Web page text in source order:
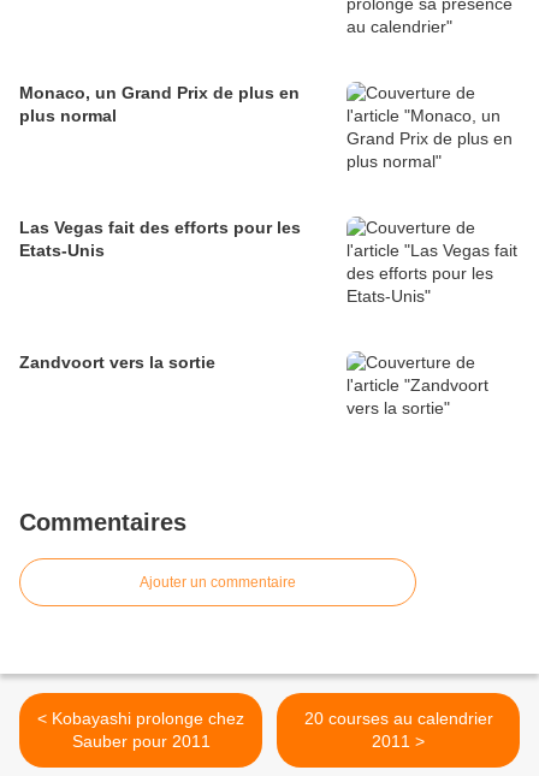
Monaco, un Grand Prix de plus en
plus normal
Las Vegas fait des efforts pour les
Etats-Unis
Zandvoort vers la sortie
Commentaires
Ajouter un commentaire
< Kobayashi prolonge chez
Sauber pour 2011
20 courses au calendrier
2011 >